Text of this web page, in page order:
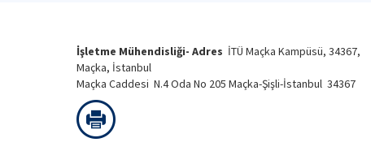
İşletme Mühendisliği- Adres İTÜ Maçka Kampüsü, 34367,
Maçka, İstanbul
Maçka Caddesi N.4 Oda No 205 Maçka-Şişli-İstanbul 34367